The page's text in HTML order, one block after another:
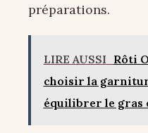
préparations.
LIRE AUSSI Rôti
choisir la
équilibrer le gras